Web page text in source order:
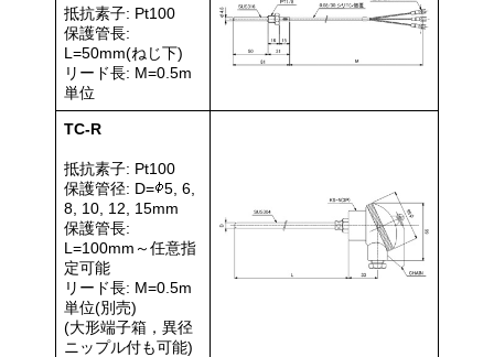
抵抗素子: Pt100
保護管長:
L=50mm(ねじ下)
リード長: M=0.5m
単位
TC-R
抵抗素子: Pt100
保護管径: D= 5, 6,
8, 10, 12, 15mm
保護管長:
L=100mm～任意指
定可能
リード長: M=0.5m
単位(別売)
(大形端子箱，異径
ニップル付も可能)